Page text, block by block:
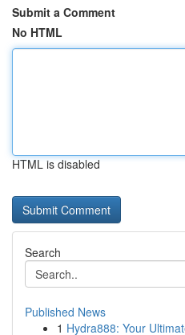
Submit a Comment
No HTML
HTML is disabled
Search
Published News
1 Hydra888: Your